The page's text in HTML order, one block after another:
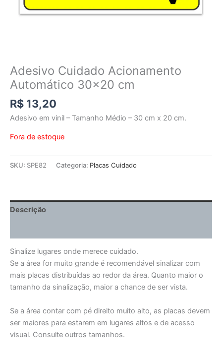
Adesivo Cuidado Acionamento
Automático 30×20 cm
R$ 13,20
Adesivo em vinil – Tamanho Médio – 30 cm x 20 cm.
Fora de estoque
SKU: SPE82 Categoria: Placas Cuidado
Descrição
Sinalize lugares onde merece cuidado.
Se a área for muito grande é recomendável sinalizar com
mais placas distribuídas ao redor da área. Quanto maior o
tamanho da sinalização, maior a chance de ser vista.
Se a área contar com pé direito muito alto, as placas devem
ser maiores para estarem em lugares altos e de acesso
visual. Consulte outros tamanhos.